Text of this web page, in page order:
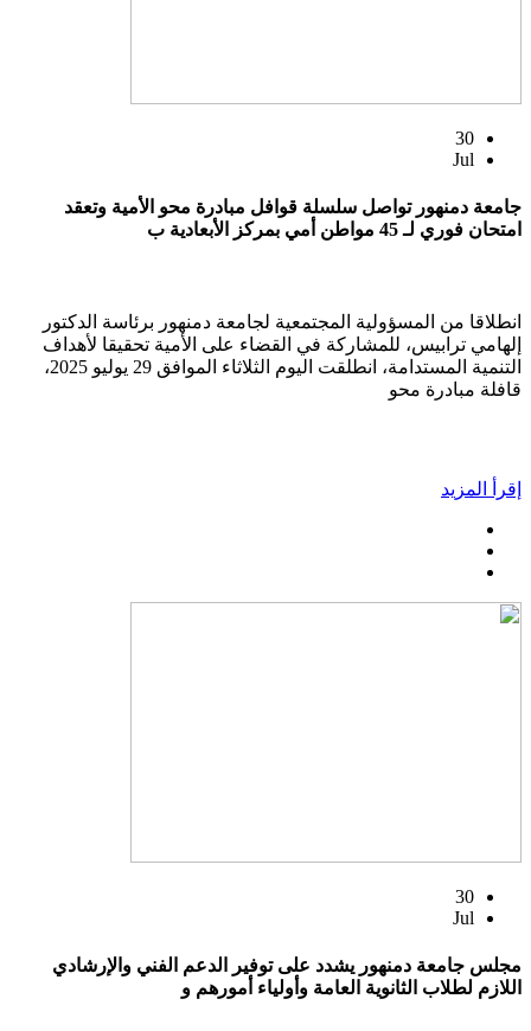
30
Jul
جامعة دمنهور تواصل سلسلة قوافل مبادرة محو الأمية وتعقد
امتحان فوري لـ 45 مواطن أمي بمركز الأبعادية ب
انطلاقا من المسؤولية المجتمعية لجامعة دمنهور برئاسة الدكتور
إلهامي ترابيس، للمشاركة في القضاء على الأمية تحقيقا لأهداف
التنمية المستدامة، انطلقت اليوم الثلاثاء الموافق 29 يوليو 2025،
قافلة مبادرة محو
إقرأ المزيد
30
Jul
مجلس جامعة دمنهور يشدد على توفير الدعم الفني والإرشادي
اللازم لطلاب الثانوية العامة وأولياء أمورهم و